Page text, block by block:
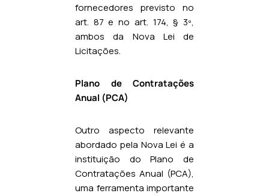
fornecedores previsto no
art. 87 e no art. 174, § 3º,
ambos da Nova Lei de
Licitações.
Plano de Contratações
Anual (PCA)
Outro aspecto relevante
abordado pela Nova Lei é a
instituição do Plano de
Contratações Anual (PCA),
uma ferramenta importante